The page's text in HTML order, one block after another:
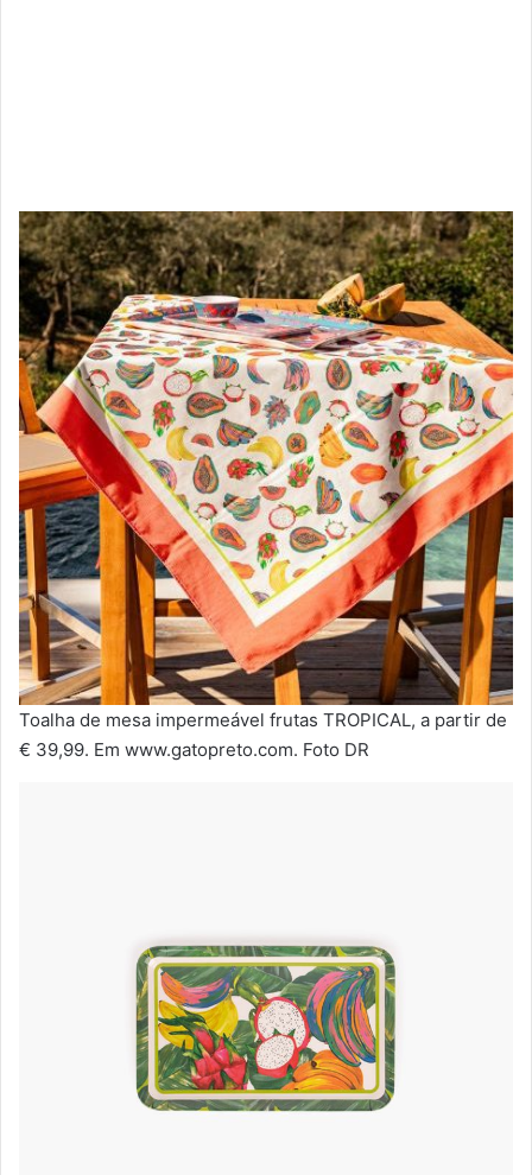
Toalha de mesa impermeável frutas TROPICAL, a partir de
€ 39,99. Em www.gatopreto.com. Foto DR